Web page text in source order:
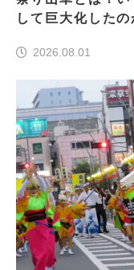
して巨大化した
2026.08.01